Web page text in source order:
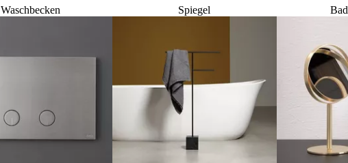
Waschbecken Spiegel